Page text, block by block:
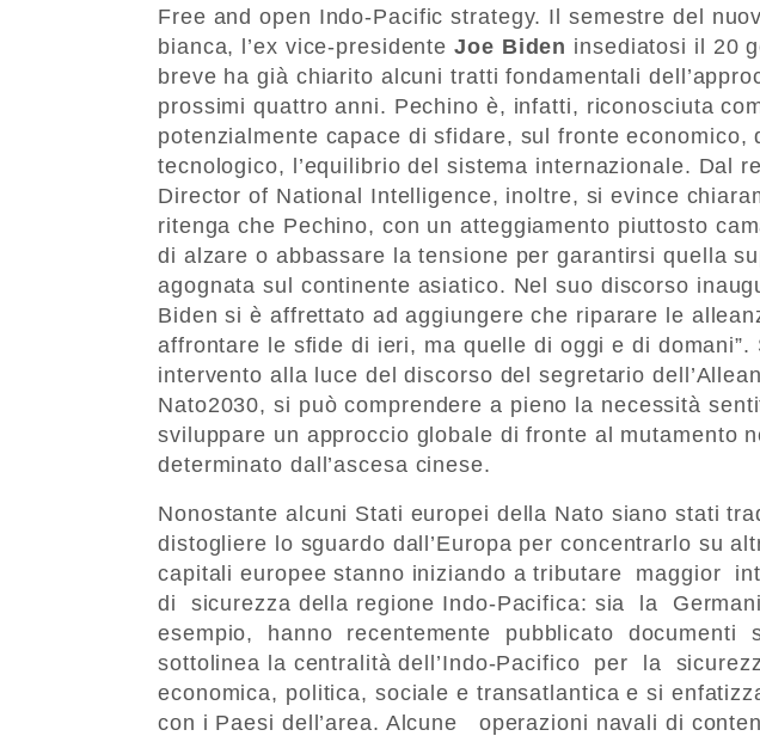
Free and open Indo-Pacific strategy. Il semestre del
bianca, l’ex vice-presidenteJoe Biden insediatosi il 20
breve ha già chiarito alcuni tratti fondamentali
prossimi quattro anni. Pechino è, infatti, riconosciuta
potenzialmente capace di sfidare, sul fronte economico,
tecnologico, l’equilibrio del sistema internazionale. Dal
Director of National Intelligence, inoltre, si evince
ritenga che Pechino, con un atteggiamento piuttosto
di alzare o abbassare la tensione per garantirsi quella
agognata sul continente asiatico. Nel suo discorso
Biden si è affrettato ad aggiungere che riparare le
affrontare le sfide di ieri, ma quelle di oggi e di domani”.
intervento alla luce del discorso del segretario
Nato2030, si può comprendere a pieno la necessità
sviluppare un approccio globale di fronte al mutamento
determinato dall’ascesa cinese.
Nonostante alcuni Stati europei della Nato siano stati
distogliere lo sguardo dall’Europa per concentrarlo su
capitali europee stanno iniziando a tributare maggior
di sicurezza della regione Indo-Pacifica: sia la
esempio, hanno recentemente pubblicato documenti
sottolinea la centralità dell’Indo-Pacifico per la
economica, politica, sociale e transatlantica e si
con i Paesi dell’area. Alcune operazioni navali di